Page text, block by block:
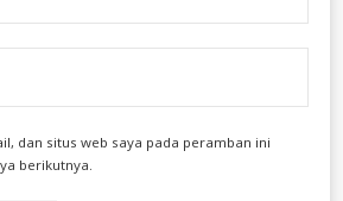
dan situs web saya pada peramban ini
berikutnya.